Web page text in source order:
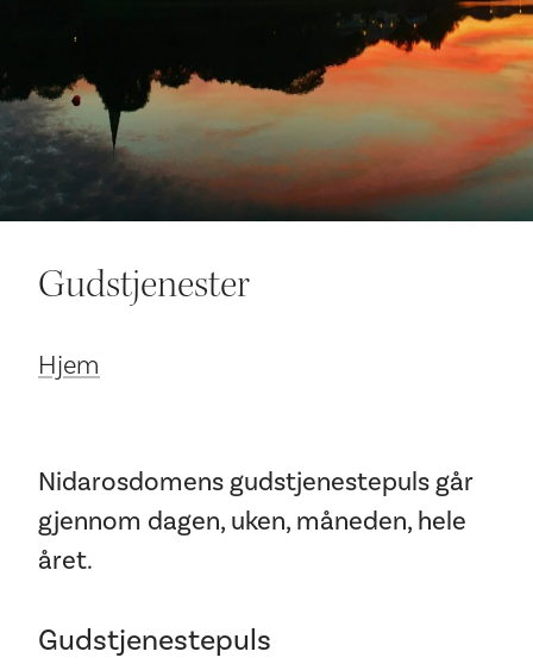
Ditt besøk
Gudstjenester
Hjem
Nidarosdomens gudstjenestepuls går
gjennom dagen, uken, måneden, hele
året.
Gudstjenestepuls